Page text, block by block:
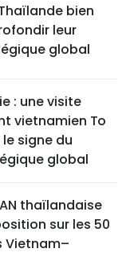
bien
leur
global
: une visite
vietnamien To
signe du
global
thaïlandaise
sur les 50
Vietnam–